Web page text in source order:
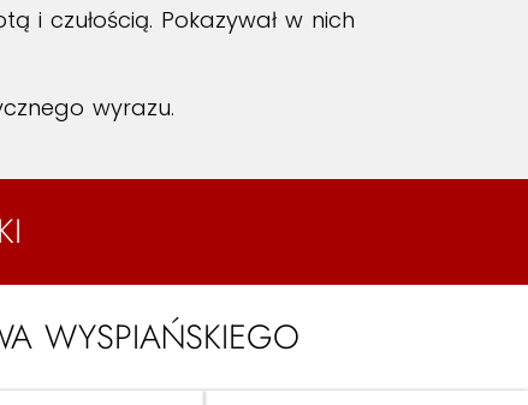
i czułością. Pokazywał w nich
wyrazu.
WYSPIAŃSKIEGO